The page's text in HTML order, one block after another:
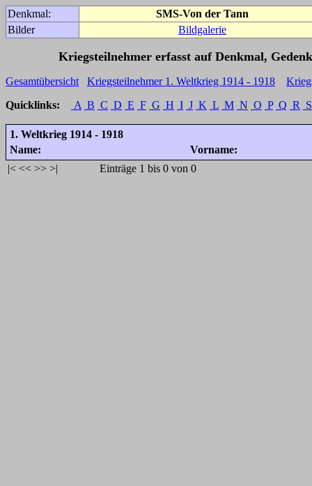
Denkmal:
SMS-Von der Tann
Bilder
Bildgalerie
Kriegsteilnehmer erfasst auf Denkmal,
Gesamtübersicht Kriegsteilnehmer 1. Weltkrieg 1914 - 1918
Quicklinks:
A B C D E F G H I J K L M N O P Q R S
1. Weltkrieg 1914 - 1918
Name:
Vorname:
|< << >> >| Einträge 1 bis 0 von 0